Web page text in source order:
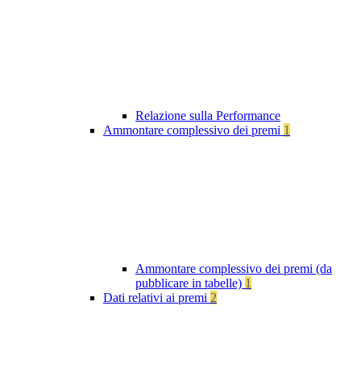
Relazione sulla Performance
Ammontare complessivo dei premi 1
Ammontare complessivo dei premi (da
pubblicare in tabelle) 1
Dati relativi ai premi 2